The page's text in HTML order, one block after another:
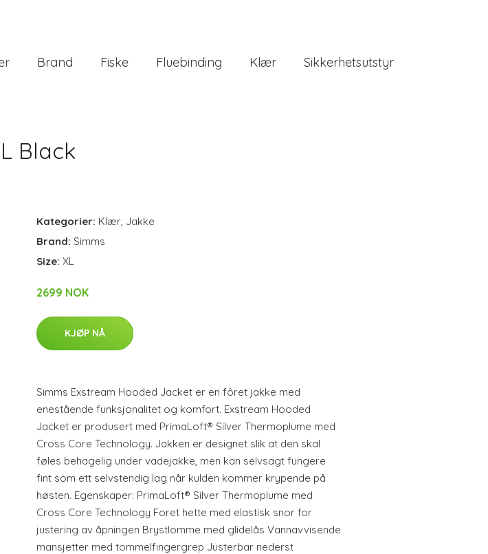
Brand Fiske Fluebinding Klær Sikkerhetsutstyr
Black
Kategorier: Klær, Jakke
Brand: Simms
Size: XL
2699 NOK
KJØP NÅ
Simms Exstream Hooded Jacket er en fôret jakke med
enestående funksjonalitet og komfort. Exstream Hooded
Jacket er produsert med PrimaLoft® Silver Thermoplume med
Cross Core Technology. Jakken er designet slik at den skal
føles behagelig under vadejakke, men kan selvsagt fungere
fint som ett selvstendig lag når kulden kommer krypende på
høsten. Egenskaper: PrimaLoft® Silver Thermoplume med
Cross Core Technology Foret hette med elastisk snor for
justering av åpningen Brystlomme med glidelås Vannavvisende
mansjetter med tommelfingergrep Justerbar nederst